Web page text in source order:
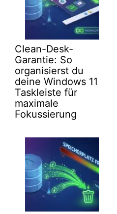
Clean-Desk-
Garantie: So
organisierst du
deine Windows 11
Taskleiste für
maximale
Fokussierung